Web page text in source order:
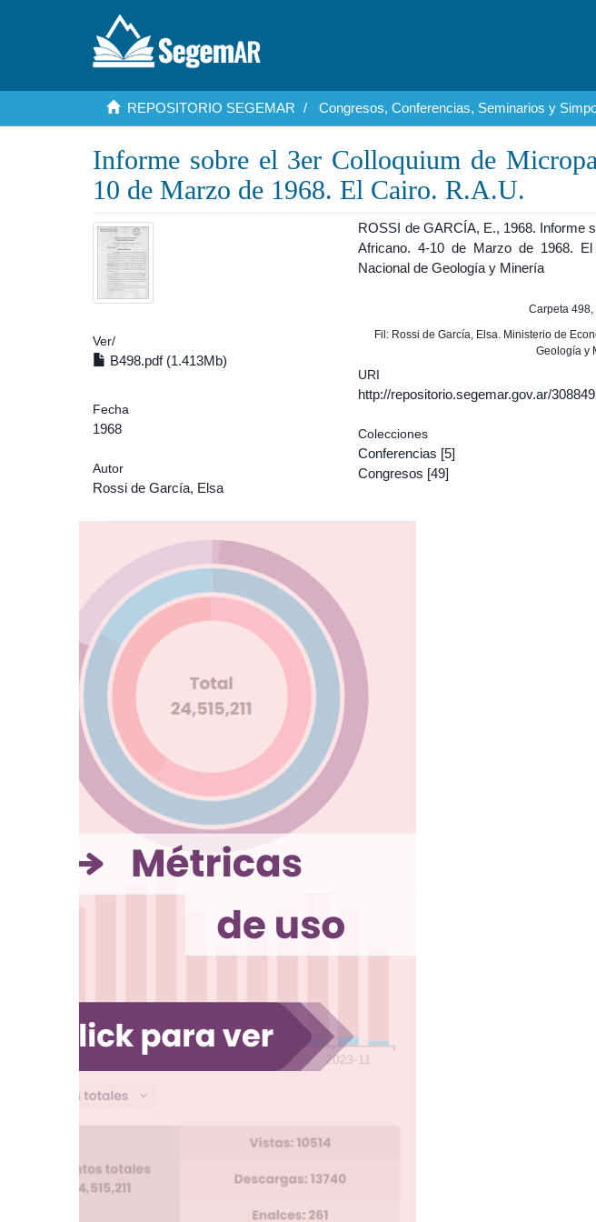
REPOSITORIO SEGEMAR Congresos, Conferencias, Seminarios y
Informe sobre el 3er Colloquium de
10 de Marzo de 1968. El Cairo. R.A.U.
Ver/
B498.pdf (1.413Mb)
Fecha
1968
Autor
Rossi de García, Elsa
ROSSI de GARCÍA, E., 1968. Informe
Africano. 4-10 de Marzo de 1968.
Nacional de Geología y Minería
Carpeta 498,
Fil: Rossi de García, Elsa. Ministerio de
Geología y
URI
http://repositorio.segemar.gov.ar/
Colecciones
Conferencias [5]
Congresos [49]